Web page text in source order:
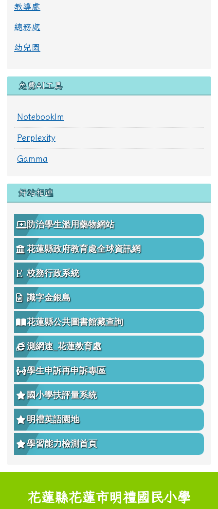
教導處
總務處
幼兒園
免費AI工具
Notebooklm
Perplexity
Gamma
好站相連
防治學生濫用藥物網站
花蓮縣政府教育處全球資訊網
校務行政系統
識字金銀島
花蓮縣公共圖書館藏查詢
測網速_花蓮教育處
學生申訴再申訴專區
國小學扶評量系統
明禮英語園地
學習能力檢測首頁
頁尾區域內容
花蓮縣花蓮市明禮國民小學